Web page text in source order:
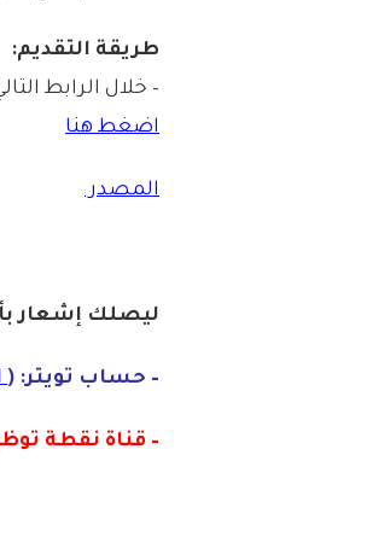
طريقة التقديم:
– خلال الرابط
اضغط هنا
المصدر
ليصلك إشعار
– حساب تويتر: (
– قناة نقطة